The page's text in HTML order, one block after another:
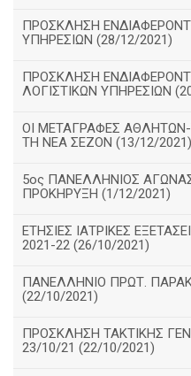
ΠΡΟΣΚΛΗΣΗ
ΥΠΗΡΕΣΙΩΝ (28/12/2021)
ΠΡΟΣΚΛΗΣΗ
ΛΟΓΙΣΤΙΚΩΝ ΥΠΗΡΕΣΙΩΝ
ΟΙ ΜΕΤΑΓΡΑΦΕΣ
ΤΗ ΝΕΑ ΣΕΖΟΝ (13/12/2021)
5ος ΠΑΝΕΛΛΗΝΙΟΣ
ΠΡΟΚΗΡΥΞΗ (1/12/2021)
ΕΤΗΣΙΕΣ ΙΑΤΡΙΚΕΣ
2021-22 (26/10/2021)
ΠΑΝΕΛΛΗΝΙΟ ΠΡΩΤ.
(22/10/2021)
ΠΡΟΣΚΛΗΣΗ ΤΑΚΤΙΚΗΣ
23/10/21 (22/10/2021)